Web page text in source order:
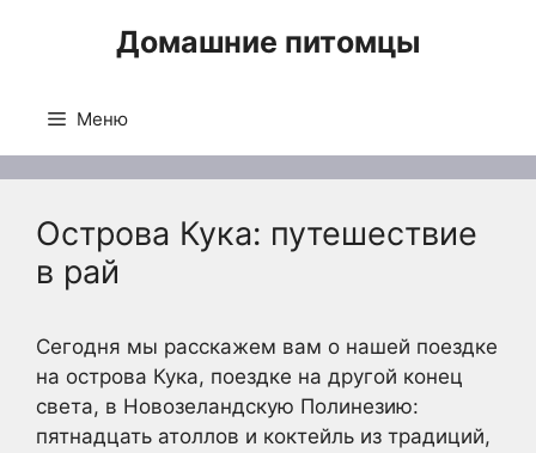
Домашние питомцы
Меню
Острова Кука: путешествие
в рай
Сегодня мы расскажем вам о нашей поездке
на острова Кука, поездке на другой конец
света, в Новозеландскую Полинезию:
пятнадцать атоллов и коктейль из традиций,